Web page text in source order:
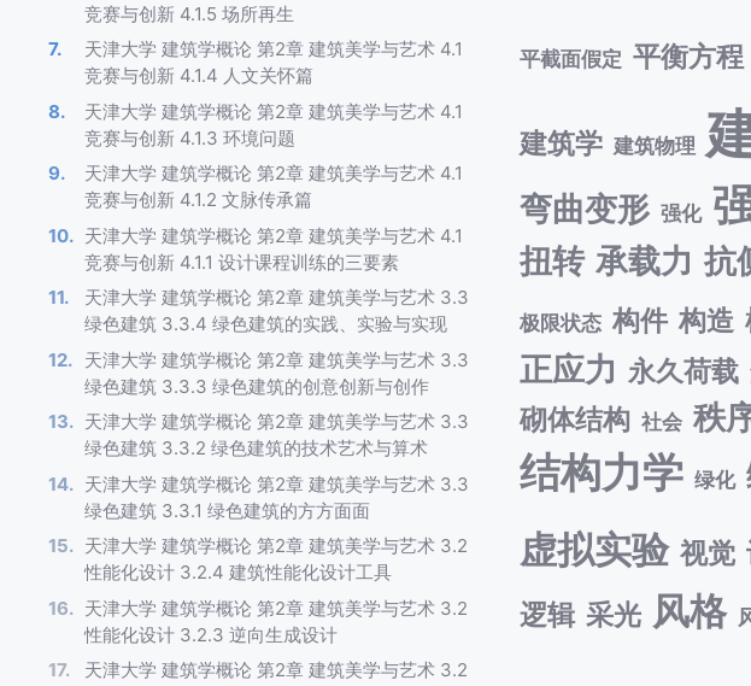
竞赛与创新 4.1.5 场所再生
天津大学 建筑学概论 第2章 建筑美学与艺术 4.1
竞赛与创新 4.1.4 人文关怀篇
天津大学 建筑学概论 第2章 建筑美学与艺术 4.1
竞赛与创新 4.1.3 环境问题
天津大学 建筑学概论 第2章 建筑美学与艺术 4.1
竞赛与创新 4.1.2 文脉传承篇
天津大学 建筑学概论 第2章 建筑美学与艺术 4.1
竞赛与创新 4.1.1 设计课程训练的三要素
天津大学 建筑学概论 第2章 建筑美学与艺术 3.3
绿色建筑 3.3.4 绿色建筑的实践、实验与实现
天津大学 建筑学概论 第2章 建筑美学与艺术 3.3
绿色建筑 3.3.3 绿色建筑的创意创新与创作
天津大学 建筑学概论 第2章 建筑美学与艺术 3.3
绿色建筑 3.3.2 绿色建筑的技术艺术与算术
天津大学 建筑学概论 第2章 建筑美学与艺术 3.3
绿色建筑 3.3.1 绿色建筑的方方面面
天津大学 建筑学概论 第2章 建筑美学与艺术 3.2
性能化设计 3.2.4 建筑性能化设计工具
天津大学 建筑学概论 第2章 建筑美学与艺术 3.2
性能化设计 3.2.3 逆向生成设计
天津大学 建筑学概论 第2章 建筑美学与艺术 3.2
平截面假定 平衡方程
建筑学 建筑物理
弯曲变形 强化
扭转 承载力 抗
极限状态 构件 构造
正应力 永久荷载
砌体结构 社会 秩
结构力学 绿化
虚拟实验 视觉
逻辑 采光 风格